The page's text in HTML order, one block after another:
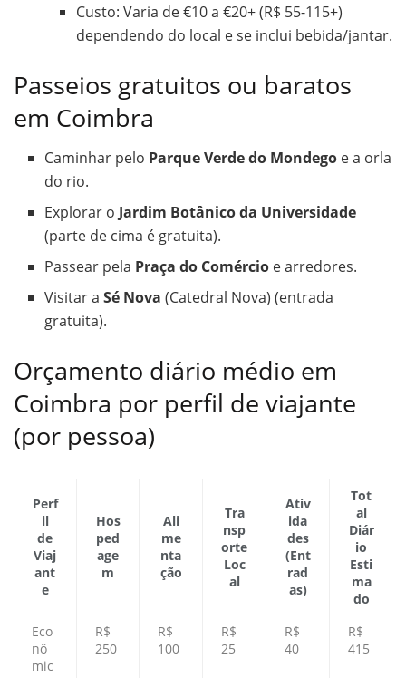
Custo: Varia de €10 a €20+ (R$ 55-115+)
dependendo do local e se inclui bebida/jantar.
Passeios gratuitos ou baratos
em Coimbra
Caminhar pelo Parque Verde do Mondego e a orla
do rio.
Explorar o Jardim Botânico da Universidade
(parte de cima é gratuita).
Passear pela Praça do Comércio e arredores.
Visitar aSé Nova (Catedral Nova) (entrada
gratuita).
Orçamento diário médio em
Coimbra por perfil de viajante
(por pessoa)
Perf
il
de
Viaj
ant
e
Hos
ped
age
m
Ali
me
nta
ção
Tra
nsp
orte
Loc
al
Ativ
ida
des
(Ent
rad
as)
Tot
al
Diár
io
Esti
ma
do
Eco
nô
mic
R$
250
R$
100
R$
25
R$
40
R$
415